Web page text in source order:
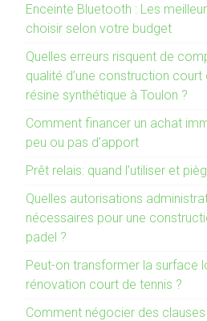
Enceinte Bluetooth : Les
choisir selon votre budget
Quelles erreurs risquent de
qualité d’une construction court
résine synthétique à Toulon ?
Comment financer un achat
peu ou pas d’apport
Prêt relais: quand l’utiliser et
Quelles autorisations
nécessaires pour une
padel ?
Peut-on transformer la surface
rénovation court de tennis ?
Comment négocier des